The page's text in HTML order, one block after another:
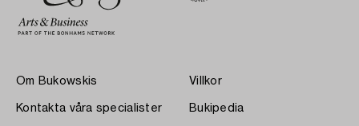
Om Bukowskis
Kontakta våra specialister
Villkor
Bukipedia